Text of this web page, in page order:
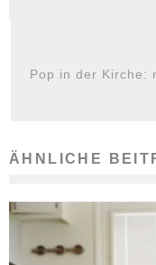
Pop in der Kirche:
ÄHNLICHE